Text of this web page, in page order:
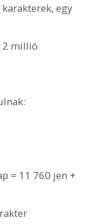
egy
millió
= 11 760 jen +